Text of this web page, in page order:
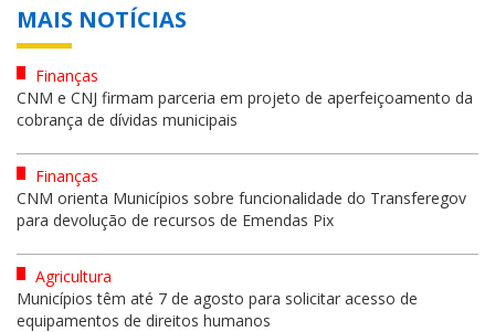
MAIS NOTÍCIAS
Finanças
CNM e CNJ firmam parceria em projeto de aperfeiçoamento da
cobrança de dívidas municipais
Finanças
CNM orienta Municípios sobre funcionalidade do Transferegov
para devolução de recursos de Emendas Pix
Agricultura
Municípios têm até 7 de agosto para solicitar acesso de
equipamentos de direitos humanos